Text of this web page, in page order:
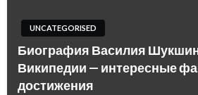
UNCATEGORISED
Биография Василия
Википедии — интересные
достижения